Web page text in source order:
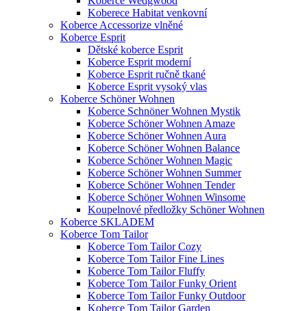
Koberece Habitat venkovní
Koberce Accessorize vlněné
Koberce Esprit
Dětské koberce Esprit
Koberce Esprit moderní
Koberce Esprit ručně tkané
Koberce Esprit vysoký vlas
Koberce Schöner Wohnen
Koberce Schnöner Wohnen Mystik
Koberce Schöner Wohnen Amaze
Koberce Schöner Wohnen Aura
Koberce Schöner Wohnen Balance
Koberce Schöner Wohnen Magic
Koberce Schöner Wohnen Summer
Koberce Schöner Wohnen Tender
Koberce Schöner Wohnen Winsome
Koupelnové předložky Schöner Wohnen
Koberce SKLADEM
Koberce Tom Tailor
Koberce Tom Tailor Cozy
Koberce Tom Tailor Fine Lines
Koberce Tom Tailor Fluffy
Koberce Tom Tailor Funky Orient
Koberce Tom Tailor Funky Outdoor
Koberce Tom Tailor Garden